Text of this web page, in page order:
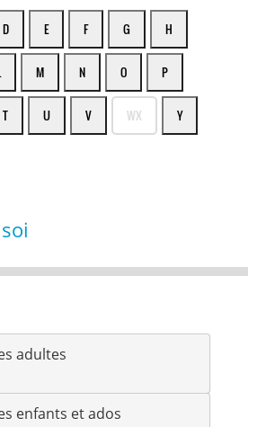
D E F G H
M N O P
T U V WX Y
adultes
enfants et ados